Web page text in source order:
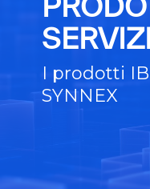
I prodotti
SYNNEX